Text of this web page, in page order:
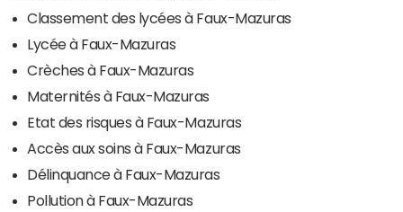
Classement des lycées à Faux-Mazuras
Lycée à Faux-Mazuras
Crèches à Faux-Mazuras
Maternités à Faux-Mazuras
Etat des risques à Faux-Mazuras
Accès aux soins à Faux-Mazuras
Délinquance à Faux-Mazuras
Pollution à Faux-Mazuras